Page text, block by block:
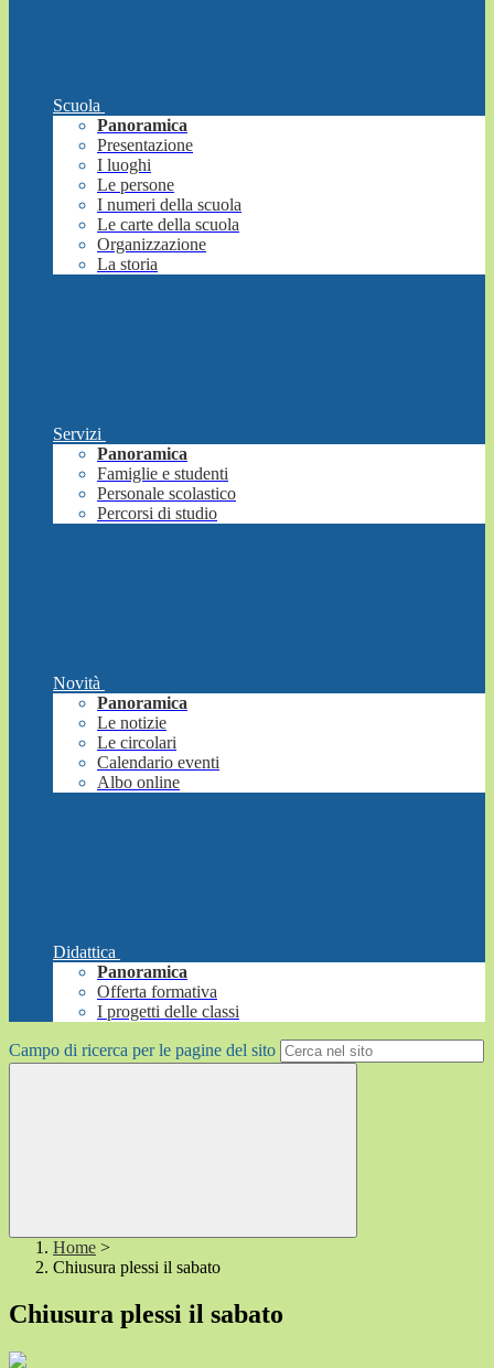
Scuola
Panoramica
Presentazione
I luoghi
Le persone
I numeri della scuola
Le carte della scuola
Organizzazione
La storia
Servizi
Panoramica
Famiglie e studenti
Personale scolastico
Percorsi di studio
Novità
Panoramica
Le notizie
Le circolari
Calendario eventi
Albo online
Didattica
Panoramica
Offerta formativa
I progetti delle classi
Campo di ricerca per le pagine del sito
Home >
Chiusura plessi il sabato
Chiusura plessi il sabato